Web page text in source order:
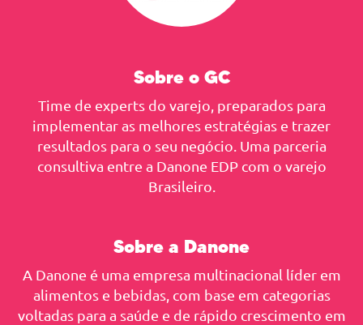
Sobre o GC
Time de experts do varejo, preparados para
implementar as melhores estratégias e trazer
resultados para o seu negócio. Uma parceria
consultiva entre a Danone EDP com o varejo
Brasileiro.
Sobre a Danone
A Danone é uma empresa multinacional líder em
alimentos e bebidas, com base em categorias
voltadas para a saúde e de rápido crescimento em